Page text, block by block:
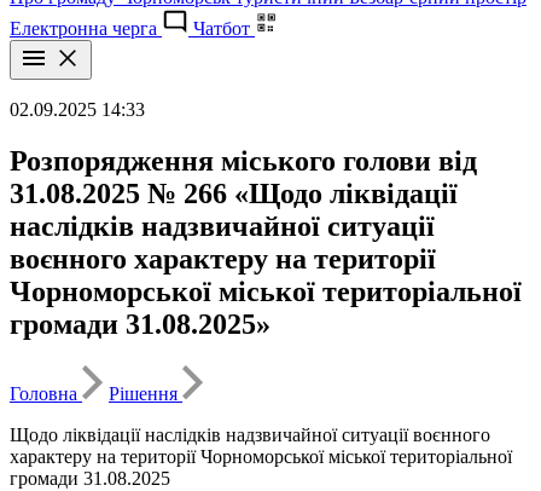
Електронна черга
Чатбот
02.09.2025 14:33
Розпорядження міського голови від
31.08.2025 № 266 «Щодо ліквідації
наслідків надзвичайної ситуації
воєнного характеру на території
Чорноморської міської територіальної
громади 31.08.2025»
Головна
Рішення
Щодо ліквідації наслідків надзвичайної ситуації воєнного
характеру на території Чорноморської міської територіальної
громади 31.08.2025